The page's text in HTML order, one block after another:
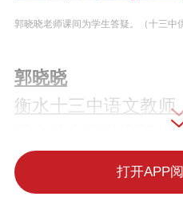
郭晓晓老师课间为学生答疑。（十三中
郭晓晓
衡水十三中语文教师
语文核心素养测评优
全国中小学生语文
导教师奖”“中小学生
打开APP